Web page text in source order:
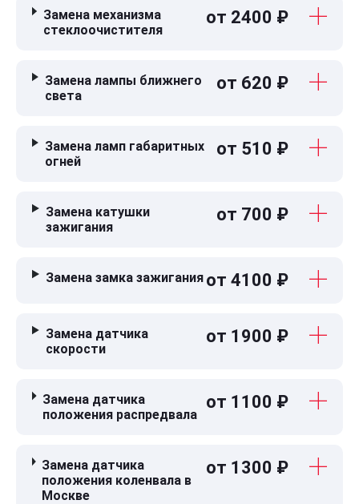
Замена механизма
стеклоочистителя
от 2400 ₽
Замена лампы ближнего
света
от 620 ₽
Замена ламп габаритных
огней
от 510 ₽
Замена катушки
зажигания
от 700 ₽
Замена замка зажигания от 4100 ₽
Замена датчика
скорости
от 1900 ₽
Замена датчика
положения распредвала
от 1100 ₽
Замена датчика
положения коленвала в
Москве
от 1300 ₽